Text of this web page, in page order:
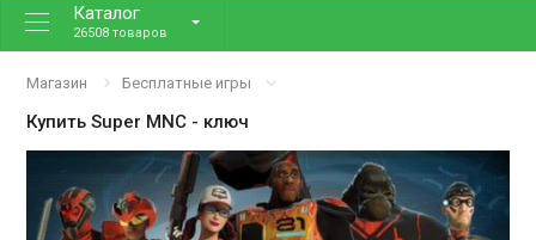
Каталог
26508 товаров
Магазин Бесплатные игры
КупитьSuper MNC - ключ